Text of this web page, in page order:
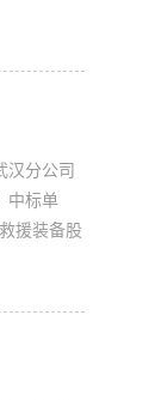
汉分公司
中标单
援装备股